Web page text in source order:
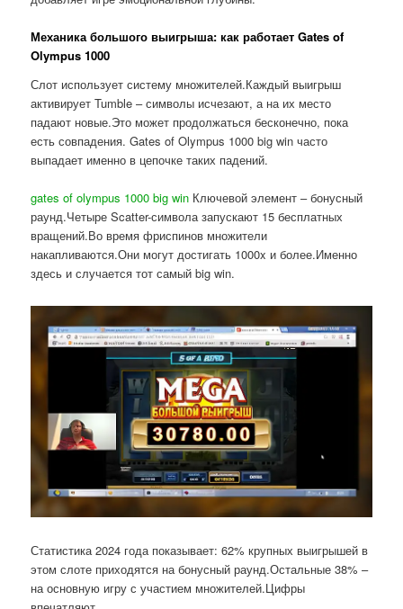
Механика большого выигрыша: как работает Gates of
Olympus 1000
Слот использует систему множителей.Каждый выигрыш
активирует Tumble – символы исчезают, а на их место
падают новые.Это может продолжаться бесконечно, пока
есть совпадения. Gates of Olympus 1000 big win часто
выпадает именно в цепочке таких падений.
gates of olympus 1000 big win Ключевой элемент – бонусный
раунд.Четыре Scatter-символа запускают 15 бесплатных
вращений.Во время фриспинов множители
накапливаются.Они могут достигать 1000x и более.Именно
здесь и случается тот самый big win.
Статистика 2024 года показывает: 62% крупных выигрышей в
этом слоте приходятся на бонусный раунд.Остальные 38% –
на основную игру с участием множителей.Цифры